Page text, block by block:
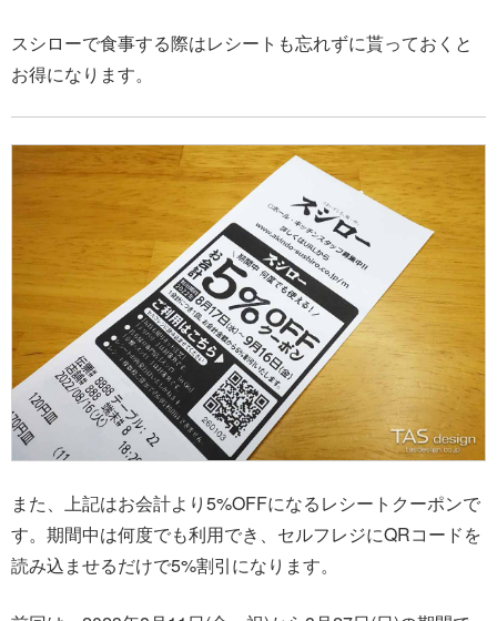
スシローで食事する際はレシートも忘れずに貰っておくと
お得になります。
また、上記はお会計より5%OFFになるレシートクーポンで
す。期間中は何度でも利用でき、セルフレジにQRコードを
読み込ませるだけで5%割引になります。